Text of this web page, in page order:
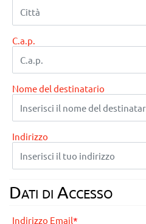
C.a.p.
Nome del destinatario
Indirizzo
Dati di Accesso
Indirizzo Email*